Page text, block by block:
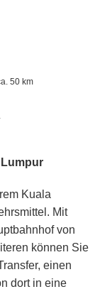
50 km
Kuala
Mit
von
können Sie
einen
dort in eine